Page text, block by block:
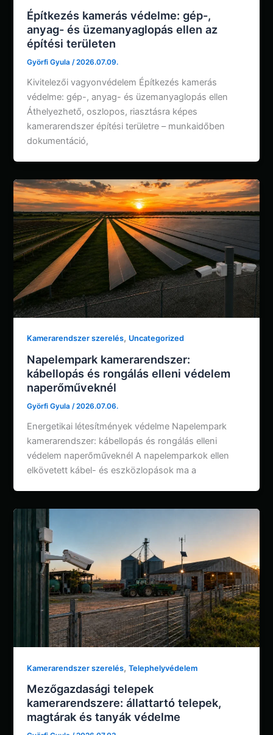
Építkezés kamerás védelme: gép-,
anyag- és üzemanyaglopás ellen az
építési területen
Györfi Gyula/2026.07.09.
Kivitelezői vagyonvédelem Építkezés kamerás
védelme: gép-, anyag- és üzemanyaglopás ellen
Áthelyezhető, oszlopos, riasztásra képes
kamerarendszer építési területre – munkaidőben
dokumentáció,
Kamerarendszer szerelés, Uncategorized
Napelempark kamerarendszer:
kábellopás és rongálás elleni védelem
naperőműveknél
Györfi Gyula/2026.07.06.
Energetikai létesítmények védelme Napelempark
kamerarendszer: kábellopás és rongálás elleni
védelem naperőműveknél A napelemparkok ellen
elkövetett kábel- és eszközlopások ma a
Kamerarendszer szerelés,Telephelyvédelem
Mezőgazdasági telepek
kamerarendszere: állattartó telepek,
magtárak és tanyák védelme